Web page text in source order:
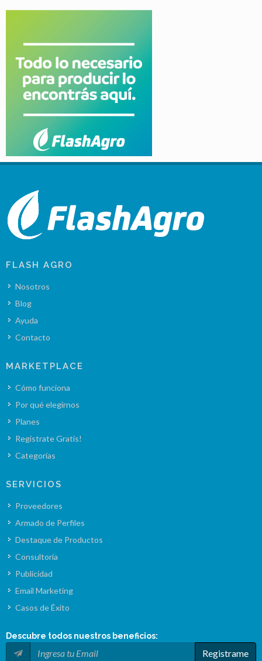
FLASH AGRO
Nosotros
Blog
Ayuda
Contacto
MARKETPLACE
Cómo funciona
Por qué elegirnos
Planes
Registrate Gratis!
Categorías
SERVICIOS
Proveedores
Armado de Perfiles
Destaque de Productos
Consultoría
Publicidad
Email Marketing
Casos de Éxito
Descubre todos nuestros beneficios:
Registrame